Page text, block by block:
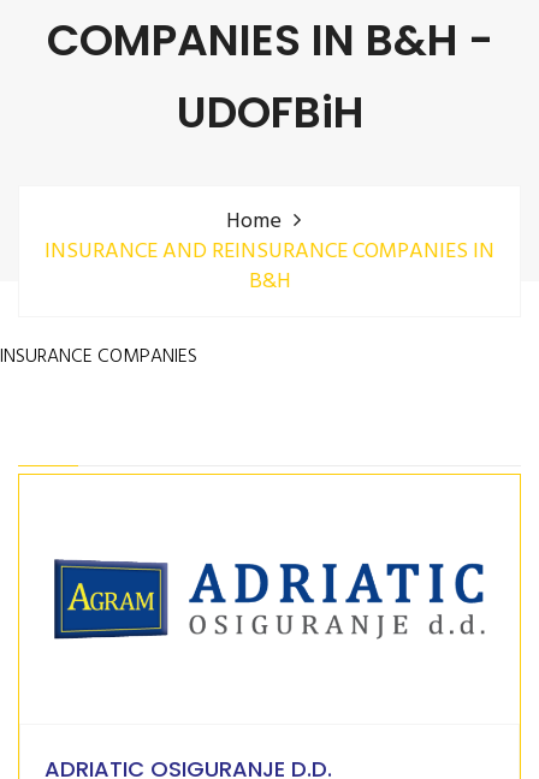
COMPANIES IN B&H -
UDOFBiH
Home
INSURANCE AND REINSURANCE COMPANIES IN
B&H
INSURANCE COMPANIES
ADRIATIC OSIGURANJE D.D.